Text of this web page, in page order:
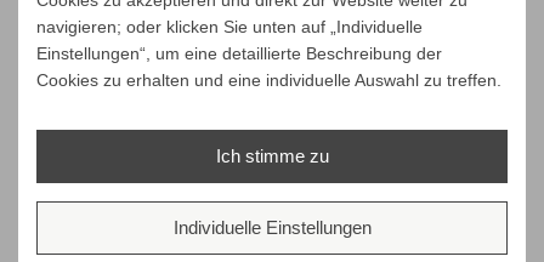
navigieren; oder klicken Sie unten auf „Individuelle
Einstellungen“, um eine detaillierte Beschreibung der
Cookies zu erhalten und eine individuelle Auswahl zu treffen.
Ich stimme zu
Individuelle Einstellungen